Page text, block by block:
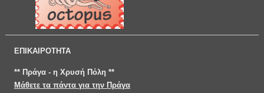
ΕΠΙΚΑΙΡΟΤΗΤΑ
** Πράγα - η Χρυσή Πόλη **
Μάθετε τα πάντα για την Πράγα